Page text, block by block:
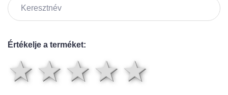
Értékelje a terméket:
4
3 csillag
2 csillag
1 csillag